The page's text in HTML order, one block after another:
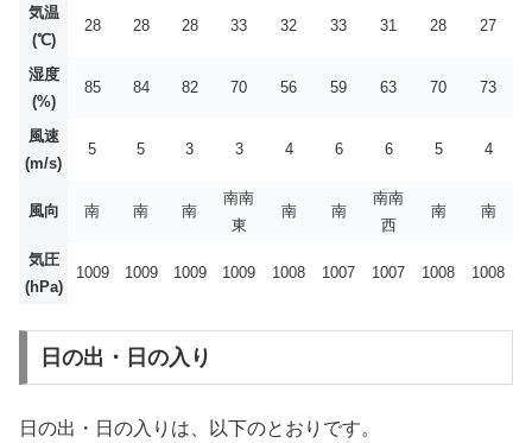
気温
(℃)
28 28 28 33 32 33 31 28 27
湿度
(%)
85 84 82 70 56 59 63 70 73
風速
(m/s)
5 5 3 3 4 6 6 5 4
風向 南 南 南
南南
東
南 南
南南
西
南 南
気圧
(hPa)
1009 1009 1009 1009 1008 1007 1007 1008 1008
日の出・日の入り
日の出・日の入りは、以下のとおりです。